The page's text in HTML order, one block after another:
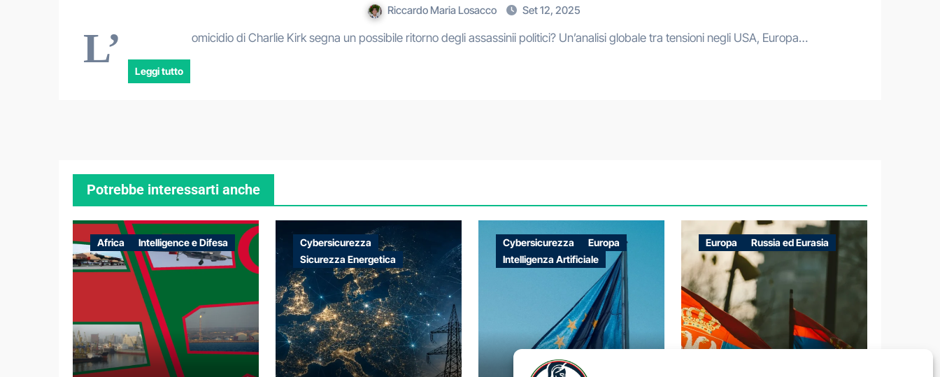
Riccardo Maria Losacco Set 12, 2025
L’ omicidio di Charlie Kirk segna un possibile ritorno degli assassinii politici? Un’analisi globale tra tensioni negli USA, Europa…
Leggi tutto
Potrebbe interessarti anche
Africa Intelligence e Difesa
Cybersicurezza
Sicurezza Energetica
Cybersicurezza
Europa
Intelligenza Artificiale
Europa Russia ed Eurasia